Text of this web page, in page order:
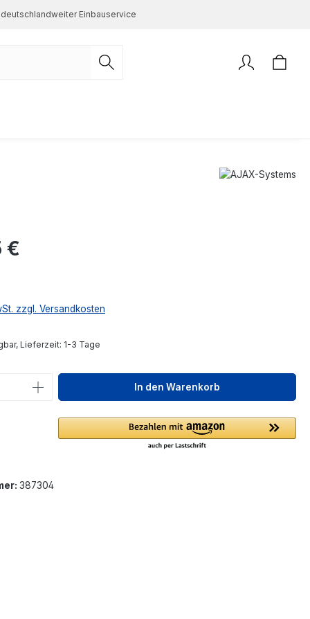
deutschlandweiter Einbauservice
€
zzgl. Versandkosten
Lieferzeit: 1-3 Tage
Anzahl: Gib den gewünschten Wert
In den Warenkorb
387304